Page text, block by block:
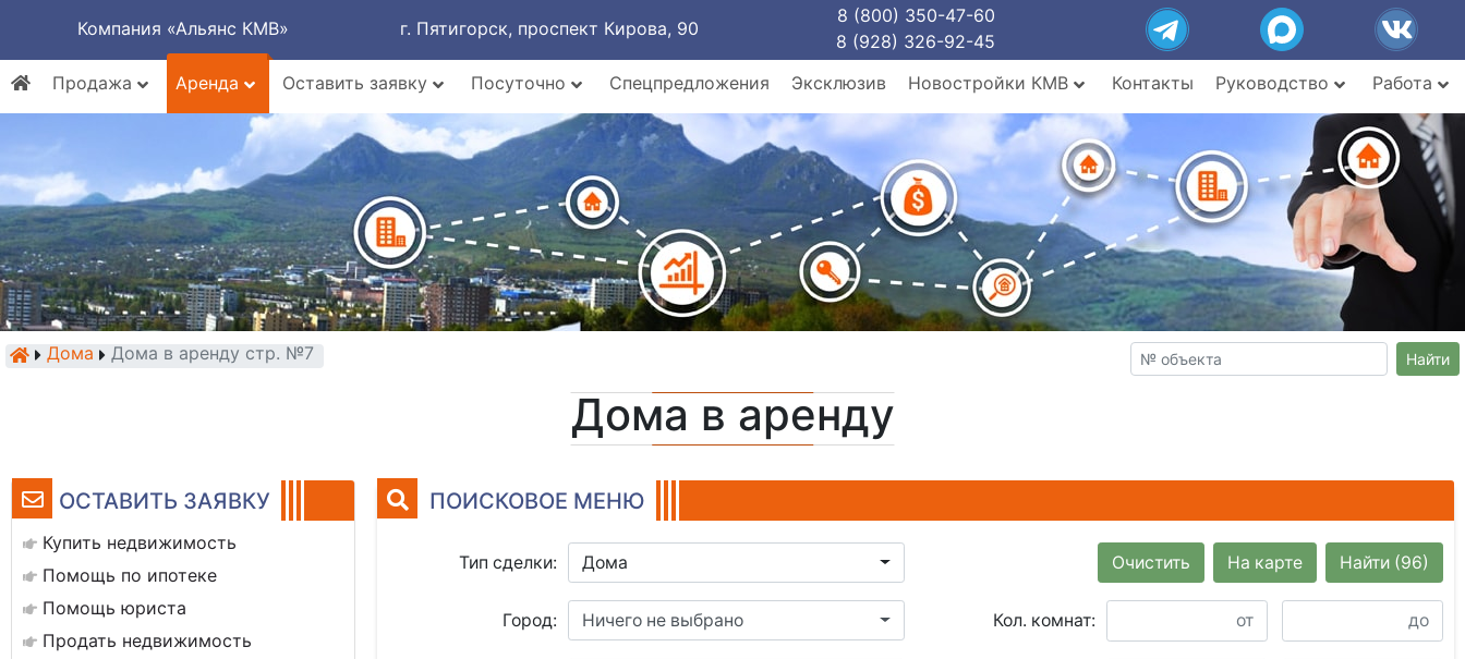
Компания «Альянс КМВ» г. Пятигорск, проспект Кирова, 90
8 (800) 350-47-60
8 (928) 326-92-45
Продажа
Аренда Оставить заявку Посуточно Спецпредложения Эксклюзив Новостройки КМВ Контакты Руководство Работа
Дома Дома в аренду стр. №7 Найти
Дома в аренду
ОСТАВИТЬ ЗАЯВКУ
Купить недвижимость
Помощь по ипотеке
Помощь юриста
Продать недвижимость
ПОИСКОВОЕ МЕНЮ
Тип сделки: Дома Найти (96)
На карте
Очистить
Город: Ничего не выбрано Кол. комнат: